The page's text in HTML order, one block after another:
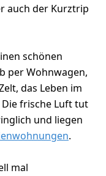
auch der Kurztrip
schönen
per Wohnwagen,
das Leben im
frische Luft tut
und liegen
.
mal